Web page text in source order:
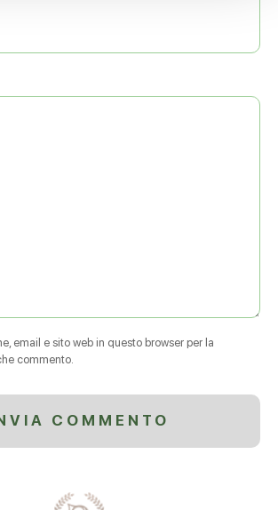
email e sito web in questo browser per la
commento.